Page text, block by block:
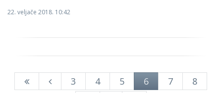
22. veljače 2018. 10:42
3 4 5 6 7
8